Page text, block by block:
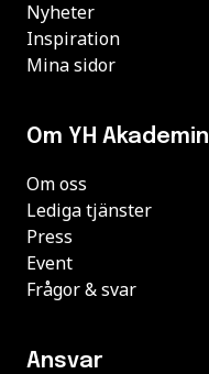
Nyheter
Inspiration
Mina sidor
Om YH Akademin
Om oss
Lediga tjänster
Press
Event
Frågor & svar
Ansvar